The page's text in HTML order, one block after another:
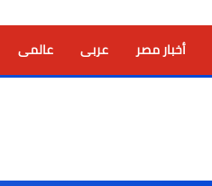
أخبار مصر عربى عالمى